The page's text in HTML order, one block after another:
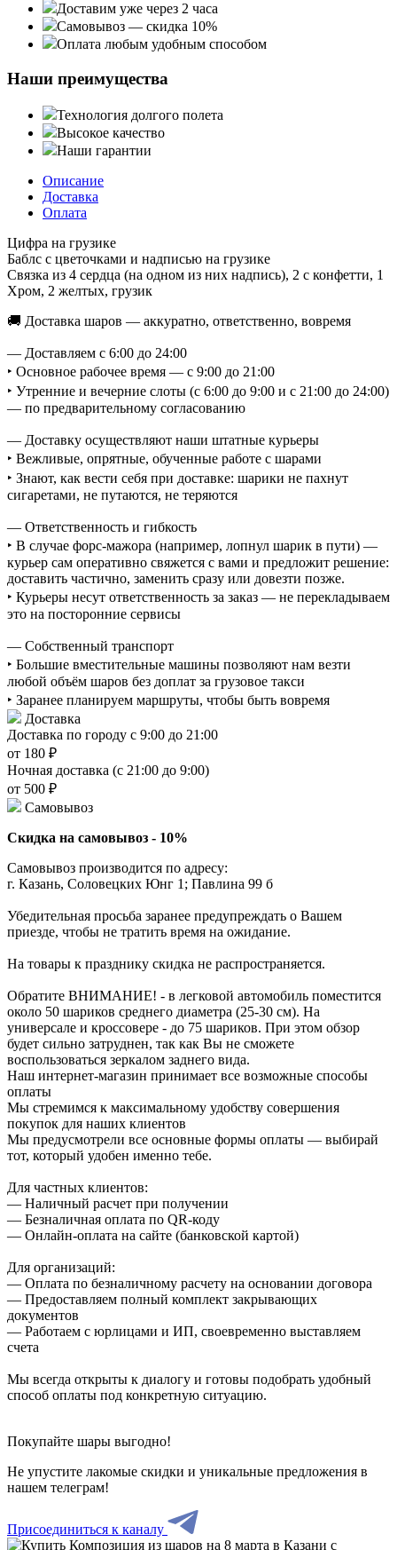
Доставим уже через 2 часа
Самовывоз — скидка 10%
Оплата любым удобным способом
Наши преимущества
Технология долгого полета
Высокое качество
Наши гарантии
Описание
Доставка
Оплата
Цифра на грузике
Баблс с цветочками и надписью на грузике
Связка из 4 сердца (на одном из них надпись), 2 с конфетти, 1
Хром, 2 желтых, грузик
🚚 Доставка шаров — аккуратно, ответственно, вовремя
— Доставляем с 6:00 до 24:00
‣ Основное рабочее время — с 9:00 до 21:00
‣ Утренние и вечерние слоты (с 6:00 до 9:00 и с 21:00 до 24:00)
— по предварительному согласованию
— Доставку осуществляют наши штатные курьеры
‣ Вежливые, опрятные, обученные работе с шарами
‣ Знают, как вести себя при доставке: шарики не пахнут
сигаретами, не путаются, не теряются
— Ответственность и гибкость
‣ В случае форс-мажора (например, лопнул шарик в пути) —
курьер сам оперативно свяжется с вами и предложит решение:
доставить частично, заменить сразу или довезти позже.
‣ Курьеры несут ответственность за заказ — не перекладываем
это на посторонние сервисы
— Собственный транспорт
‣ Большие вместительные машины позволяют нам везти
любой объём шаров без доплат за грузовое такси
‣ Заранее планируем маршруты, чтобы быть вовремя
Доставка
Доставка по городу с 9:00 до 21:00
от 180 ₽
Ночная доставка (с 21:00 до 9:00)
от 500 ₽
Самовывоз
Скидка на самовывоз - 10%
Самовывоз производится по адресу:
г. Казань, Соловецких Юнг 1; Павлина 99 б
Убедительная просьба заранее предупреждать о Вашем
приезде, чтобы не тратить время на ожидание.
На товары к празднику скидка не распространяется.
Обратите ВНИМАНИЕ! - в легковой автомобиль поместится
около 50 шариков среднего диаметра (25-30 см). На
универсале и кроссовере - до 75 шариков. При этом обзор
будет сильно затруднен, так как Вы не сможете
воспользоваться зеркалом заднего вида.
Наш интернет-магазин принимает все возможные способы
оплаты
Мы стремимся к максимальному удобству совершения
покупок для наших клиентов
Мы предусмотрели все основные формы оплаты — выбирай
тот, который удобен именно тебе.
Для частных клиентов:
— Наличный расчет при получении
— Безналичная оплата по QR-коду
— Онлайн-оплата на сайте (банковской картой)
Для организаций:
— Оплата по безналичному расчету на основании договора
— Предоставляем полный комплект закрывающих
документов
— Работаем с юрлицами и ИП, своевременно выставляем
счета
Мы всегда открыты к диалогу и готовы подобрать удобный
способ оплаты под конкретную ситуацию.
Покупайте шары выгодно!
Не упустите лакомые скидки и уникальные предложения в
нашем телеграм!
Присоединиться к каналу